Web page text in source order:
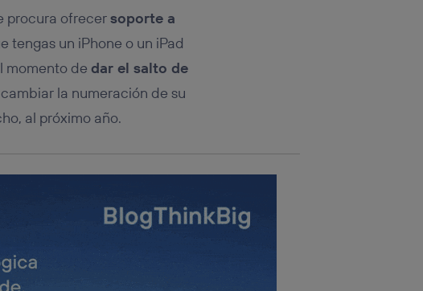
procura ofrecersoporte a
tengas un iPhone o un iPad
momento de dar el salto de
la numeración de su
al próximo año.